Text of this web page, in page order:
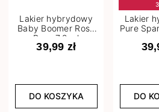
Lakier hybrydowy
Baby Boomer Rose
Base 7,2 ml
39,99 zł
DO KOSZYKA
Lakier
Pure
DO